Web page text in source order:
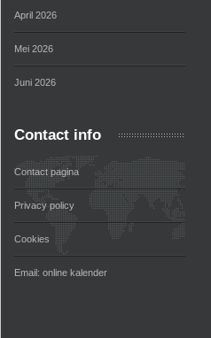
April 2026
Mei 2026
Juni 2026
Contact info
Contact pagina
Privacy policy
Cookies
Email: online kalender